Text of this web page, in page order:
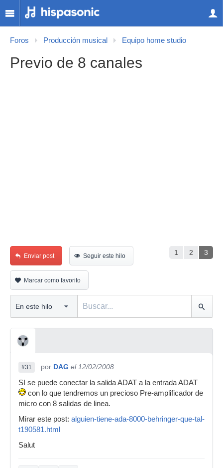
Foros Producción musical Equipo home studio
Previo de 8 canales
1 2 3
Enviar post Seguir este hilo
Marcar como favorito
#31 por DAG el 12/02/2008
SI se puede conectar la salida ADAT a la entrada ADAT
con lo que tendremos un precioso Pre-amplificador de
micro con 8 salidas de linea.
Mirar este post: alguien-tiene-ada-8000-behringer-que-tal-
t190581.html
Salut